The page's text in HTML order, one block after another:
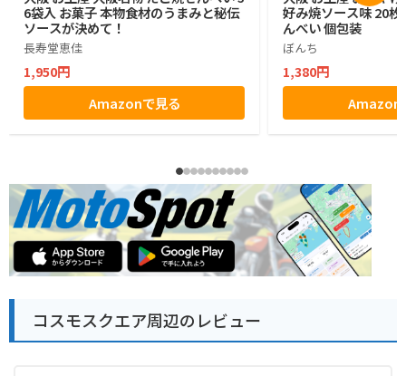
6袋入 お菓子 本物食材のうまみと秘伝
ソースが決めて！
長寿堂恵佳
1,950円
Amazonで見る
好み焼ソース味 20枚
んべい 個包装
ぼんち
1,380円
Amazon
コスモスクエア周辺のレビュー